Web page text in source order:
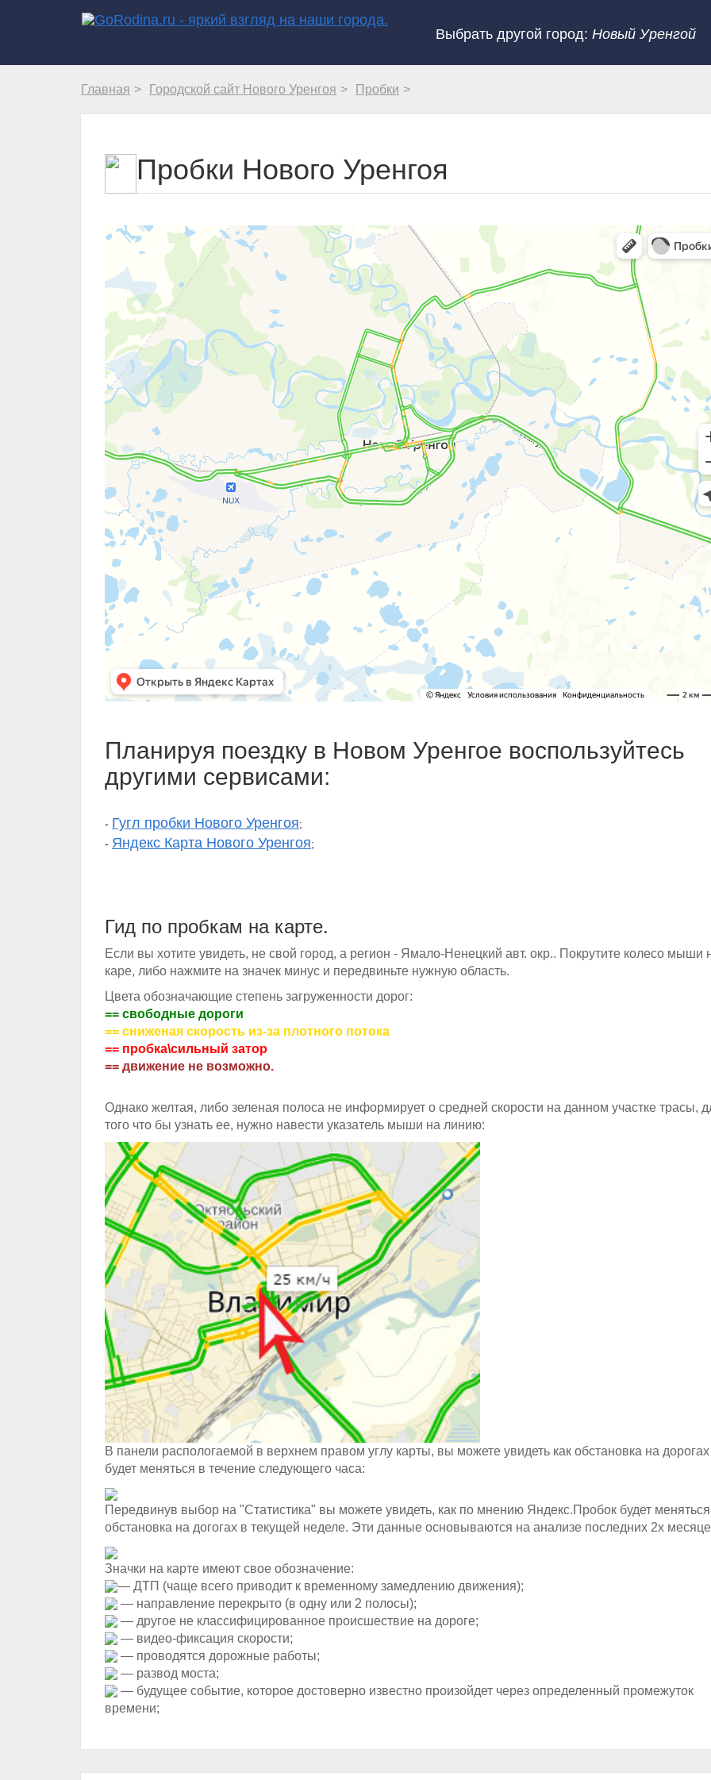
Выбрать другой город: Новый Уренгой
Главная Городской сайт Нового Уренгоя Пробки
Пробки Нового Уренгоя
Планируя поездку в Новом Уренгое воспользуйтесь
другими сервисами:
- Гугл пробки Нового Уренгоя;
- Яндекс Карта Нового Уренгоя;
Гид по пробкам на карте.
Если вы хотите увидеть, не свой город, а регион - Ямало-Ненецкий авт. окр.. Покрутите колесо мыши
каре, либо нажмите на значек минус и передвиньте нужную область.
Цвета обозначающие степень загруженности дорог:
== свободные дороги
== сниженая скорость из-за плотного потока
== пробка\сильный затор
== движение не возможно.
Однако желтая, либо зеленая полоса не информирует о средней скорости на данном участке трасы,
того что бы узнать ее, нужно навести указатель мыши на линию:
В панели распологаемой в верхнем правом углу карты, вы можете увидеть как обстановка на дорогах
будет меняться в течение следующего часа:
Передвинув выбор на "Статистика" вы можете увидеть, как по мнению Яндекс.Пробок будет меняться
обстановка на догогах в текущей неделе. Эти данные основываются на анализе последних 2х
Значки на карте имеют свое обозначение:
— ДТП (чаще всего приводит к временному замедлению движения);
— направление перекрыто (в одну или 2 полосы);
— другое не классифицированное происшествие на дороге;
— видео-фиксация скорости;
— проводятся дорожные работы;
— развод моста;
— будущее событие, которое достоверно известно произойдет через определенный промежуток
времени;